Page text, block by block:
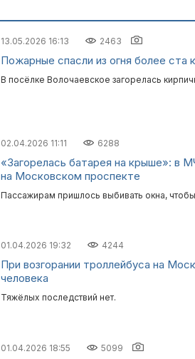
13.05.2026 16:13 2463
Пожарные спасли из огня более
В посёлке Волочаевское загорелась
02.04.2026 11:11 6288
«Загорелась батарея на крыше»: в
на Московском проспекте
Пассажирам пришлось выбивать окна, чтобы
01.04.2026 19:32 4244
При возгорании троллейбуса на
человека
Тяжёлых последствий нет.
01.04.2026 18:55 5099